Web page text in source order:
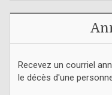
Recevez un courriel
le décès d'une